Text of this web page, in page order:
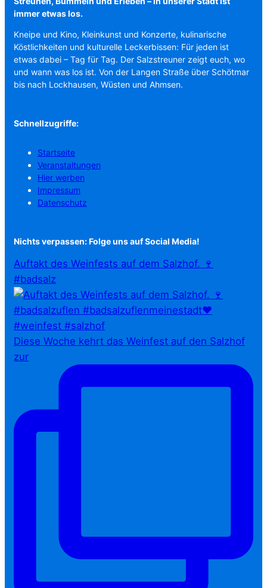
immer etwas los.
Kneipe und Kino, Kleinkunst und Konzerte, kulinarische
Köstlichkeiten und kulturelle Leckerbissen: Für jeden ist
etwas dabei – Tag für Tag. Der Salzstreuner zeigt euch, wo
und wann was los ist. Von der Langen Straße über Schötmar
bis nach Lockhausen, Wüsten und Ahmsen.
Schnellzugriffe:
Startseite
Veranstaltungen
Hier werben
Impressum
Datenschutz
Nichts verpassen: Folge uns auf Social Media!
Auftakt des Weinfests auf dem Salzhof. 🍷
#badsalz
Diese Woche kehrt das Weinfest auf den Salzhof
zur